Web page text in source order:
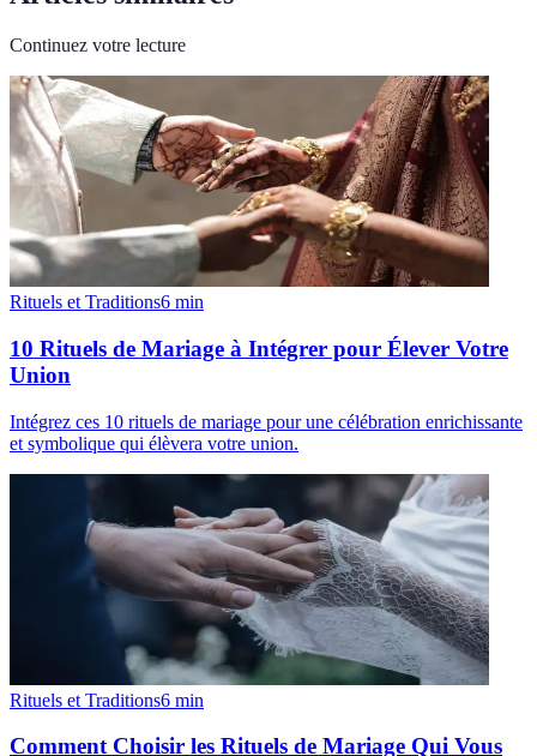
Continuez votre lecture
Rituels et Traditions6 min
10 Rituels de Mariage à Intégrer pour Élever Votre
Union
Intégrez ces 10 rituels de mariage pour une célébration enrichissante
et symbolique qui élèvera votre union.
Rituels et Traditions6 min
Comment Choisir les Rituels de Mariage Qui Vous